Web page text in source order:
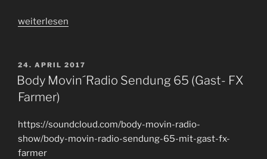
„Lazy
XIV“
weiterlesen
VERÖFFENTLICHT
AM
24. APRIL 2017
Body Movin´Radio Sendung 65 (Gast- FX
Farmer)
https://soundcloud.com/body-movin-radio-
show/body-movin-radio-sendung-65-mit-gast-fx-
farmer